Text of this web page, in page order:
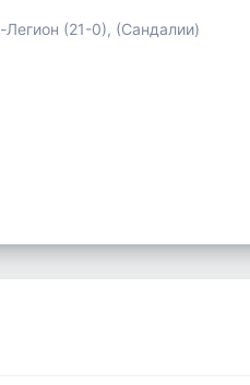
(21-0), (Сандалии)